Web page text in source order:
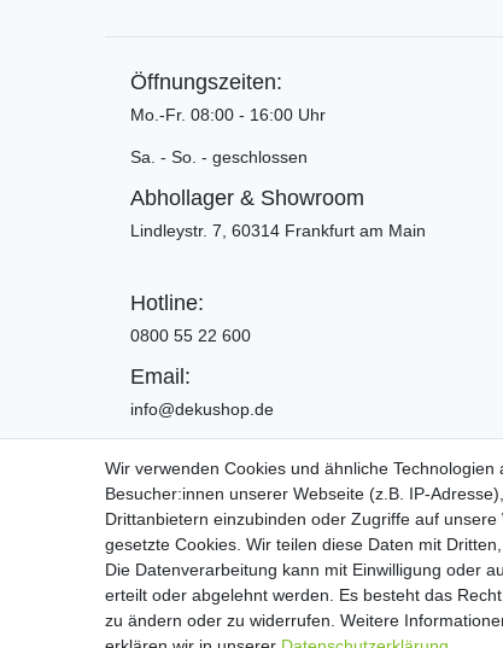
Öffnungszeiten:
Mo.-Fr. 08:00 - 16:00 Uhr
Sa. - So. - geschlossen
Abhollager & Showroom
Lindleystr. 7, 60314 Frankfurt am Main
Hotline:
0800 55 22 600
Email:
info@dekushop.de
Wir verwenden Cookies und ähnliche
Besucher:innen unserer Webseite (z.B. IP-
Drittanbietern einzubinden oder Zugriffe auf
gesetzte Cookies. Wir teilen diese Daten mit
Die Datenverarbeitung kann mit Einwilligung oder
erteilt oder abgelehnt werden. Es besteht das
zu ändern oder zu widerrufen. Weitere
Copyright 2016 | Dekushop.de |